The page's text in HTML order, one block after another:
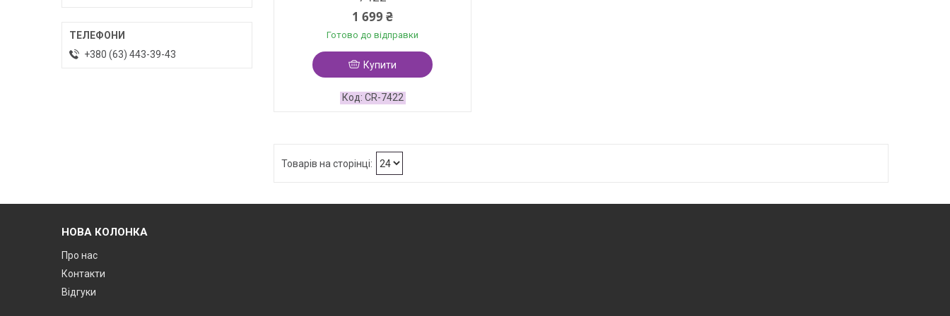
1 699 ₴
Готово до відправки
Купити
CR-7422
+380 (63) 443-39-43
НОВА КОЛОНКА
Про нас
Контакти
Відгуки